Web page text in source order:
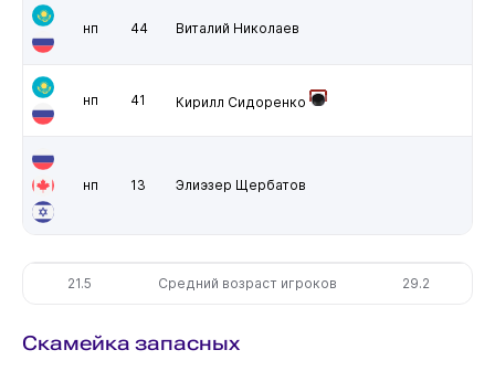
нп 44 Виталий Николаев
нп 41 Кирилл Сидоренко
нп 13 Элиэзер Щербатов
21.5 Средний возраст игроков 29.2
Скамейка запасных